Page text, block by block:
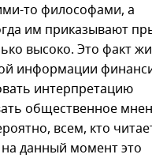
то философами, а
им приказывают
высоко. Это факт
информации
интерпретацию
общественное
всем, кто
на данный момент это